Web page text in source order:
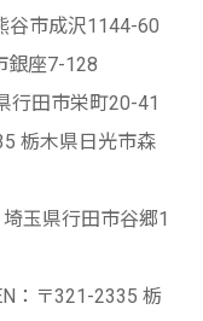
谷市成沢1144-60
銀座7-128
行田市栄町20-41
栃木県日光市森
玉県行田市谷郷1
：〒321-2335 栃